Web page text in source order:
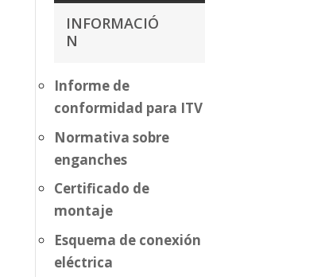
INFORMACIÓ
N
Informe de
conformidad para ITV
Normativa sobre
enganches
Certificado de
montaje
Esquema de conexión
eléctrica